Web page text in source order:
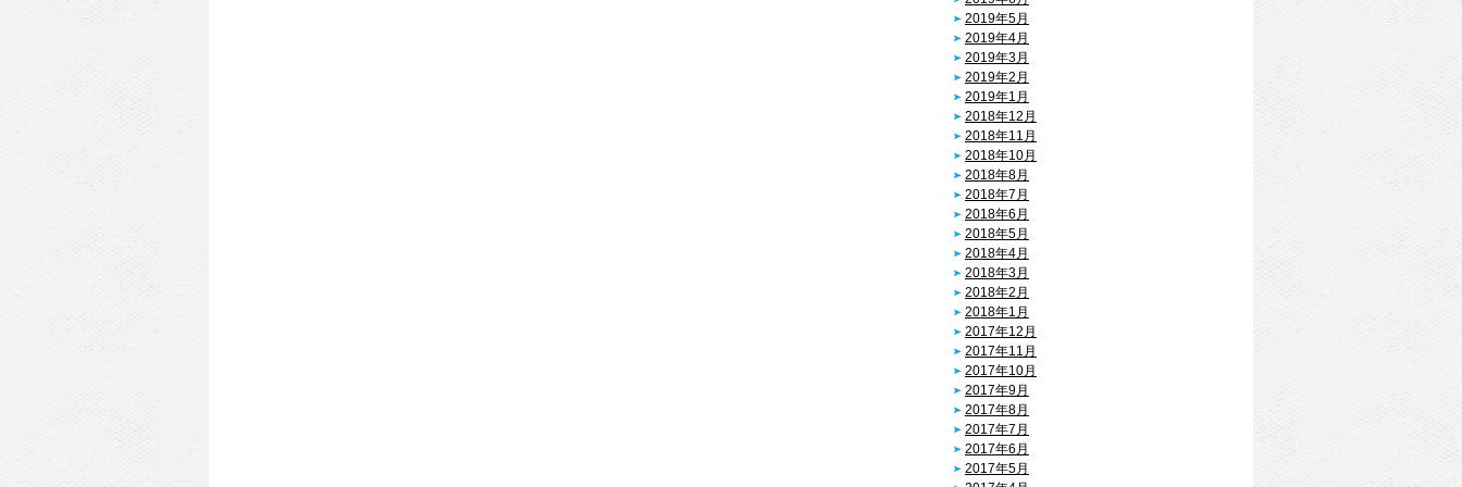
2019年5月
2019年4月
2019年3月
2019年2月
2019年1月
2018年12月
2018年11月
2018年10月
2018年8月
2018年7月
2018年6月
2018年5月
2018年4月
2018年3月
2018年2月
2018年1月
2017年12月
2017年11月
2017年10月
2017年9月
2017年8月
2017年7月
2017年6月
2017年5月